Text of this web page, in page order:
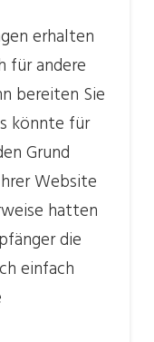
erhalten
für andere
bereiten Sie
könnte für
Grund
Website
hatten
die
einfach